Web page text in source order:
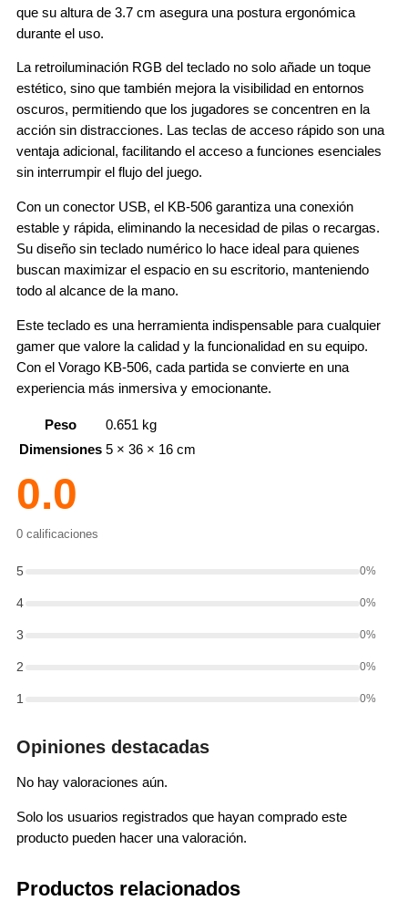
que su altura de 3.7 cm asegura una postura ergonómica
durante el uso.
La retroiluminación RGB del teclado no solo añade un toque
estético, sino que también mejora la visibilidad en entornos
oscuros, permitiendo que los jugadores se concentren en la
acción sin distracciones. Las teclas de acceso rápido son una
ventaja adicional, facilitando el acceso a funciones esenciales
sin interrumpir el flujo del juego.
Con un conector USB, el KB-506 garantiza una conexión
estable y rápida, eliminando la necesidad de pilas o recargas.
Su diseño sin teclado numérico lo hace ideal para quienes
buscan maximizar el espacio en su escritorio, manteniendo
todo al alcance de la mano.
Este teclado es una herramienta indispensable para cualquier
gamer que valore la calidad y la funcionalidad en su equipo.
Con el Vorago KB-506, cada partida se convierte en una
experiencia más inmersiva y emocionante.
Peso
0.651 kg
Dimensiones 5 × 36 × 16 cm
0.0
0 calificaciones
5 0%
4 0%
3 0%
2 0%
1 0%
Opiniones destacadas
No hay valoraciones aún.
Solo los usuarios registrados que hayan comprado este
producto pueden hacer una valoración.
Productos relacionados